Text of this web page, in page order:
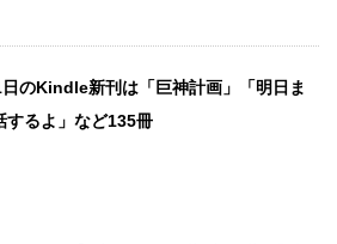
のKindle新刊は「巨神計画」「明日ま
するよ」など135冊